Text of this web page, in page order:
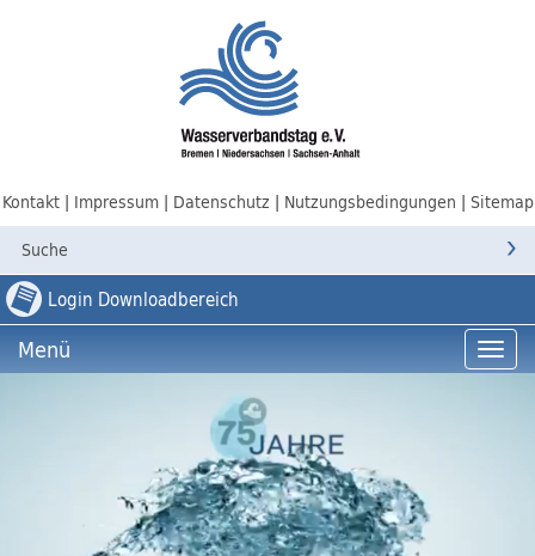
Kontakt Impressum Datenschutz Nutzungsbedingungen Sitemap
Login Downloadbereich
Menü
Menü